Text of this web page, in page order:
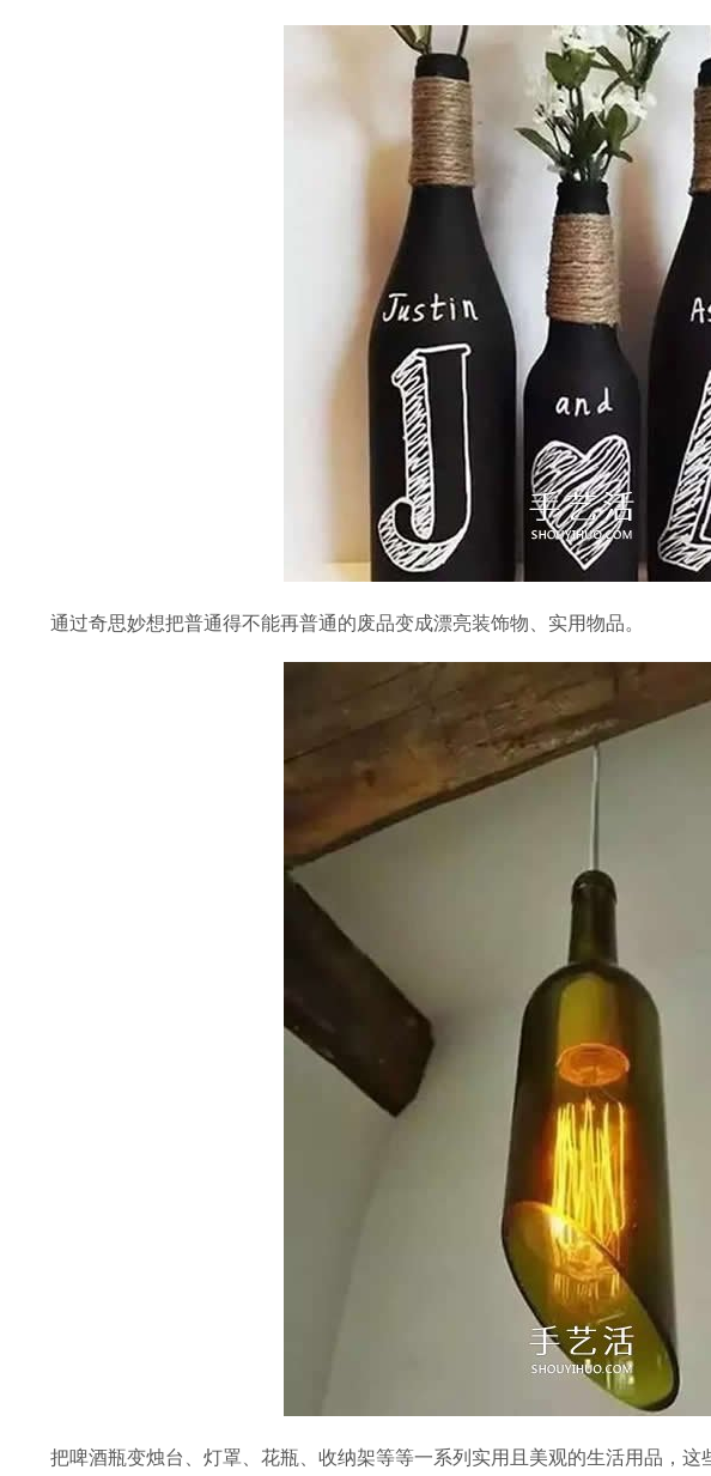
通过奇思妙想把普通得不能再普通的废品变成漂亮装饰物、实用物品。
把啤酒瓶变烛台、灯罩、花瓶、收纳架等等一系列实用且美观的生活用品，这